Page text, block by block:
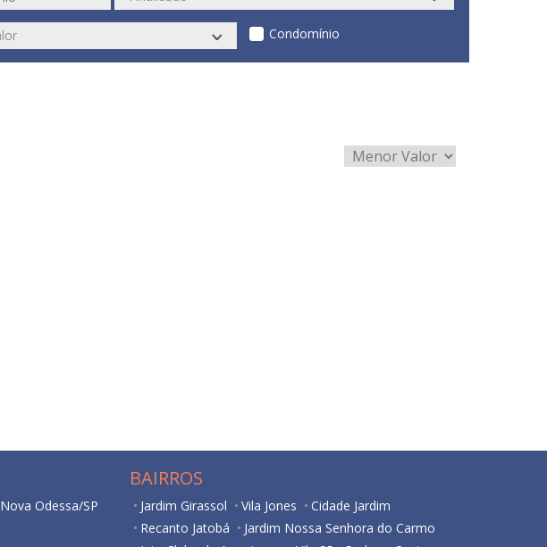
Condomínio
Nova Odessa/SP
BAIRROS
Jardim Girassol Vila Jones
Cidade Jardim
Recanto Jatobá
Jardim Nossa Senhora do Carmo